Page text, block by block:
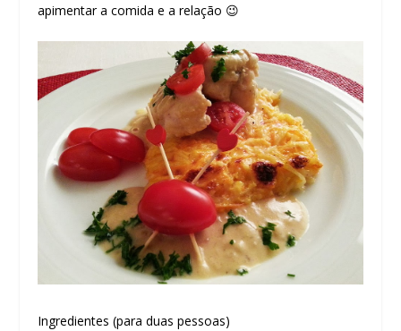
apimentar a comida e a relação 😉
Ingredientes (para duas pessoas)